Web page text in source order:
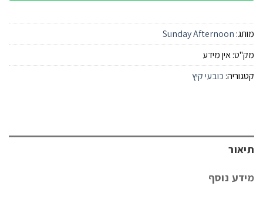
מותג: Sunday Afternoon
מק"ט:אין מידע
קטגוריה: כובעי קיץ
תיאור
מידע נוסף